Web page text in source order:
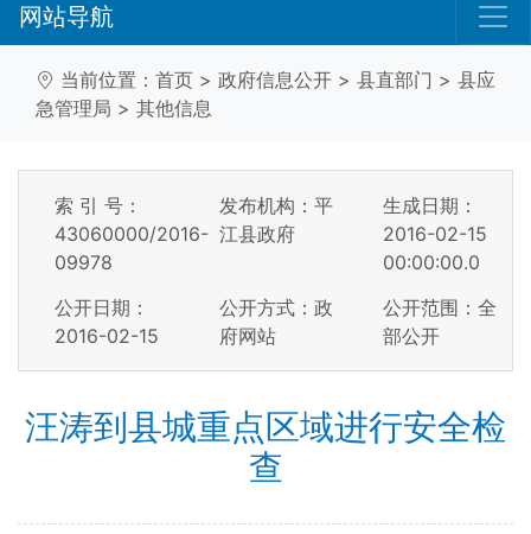
网站导航
当前位置： 首页 > 政府信息公开 > 县直部门 > 县应
急管理局 > 其他信息
索 引 号：
43060000/2016-
09978
发布机构：平
江县政府
生成日期：
2016-02-15
00:00:00.0
公开日期：
2016-02-15
公开方式：政
府网站
公开范围：全
部公开
汪涛到县城重点区域进行安全检
查